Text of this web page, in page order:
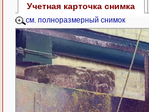
Учетная карточка снимка
см. полноразмерный снимок